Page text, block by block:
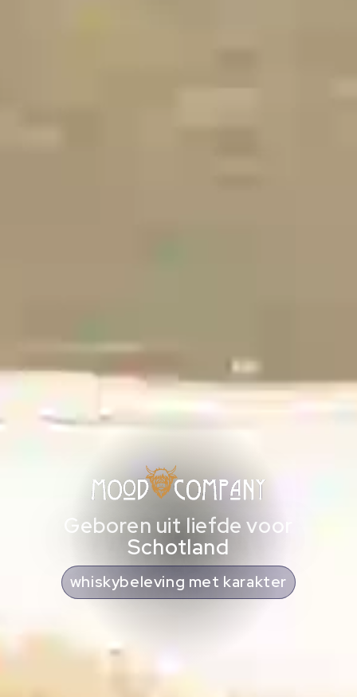
Geboren uit liefde voor
Schotland
cadeaus met Schotse ziel